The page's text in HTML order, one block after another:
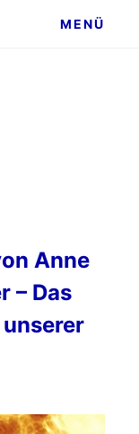
MENÜ
Anne
– Das